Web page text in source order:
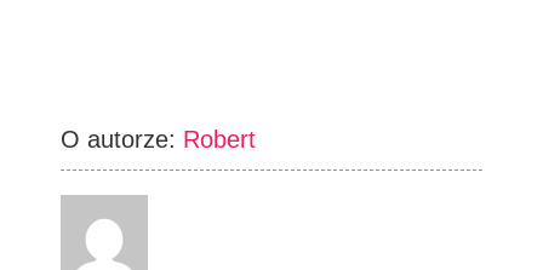
O autorze: Robert